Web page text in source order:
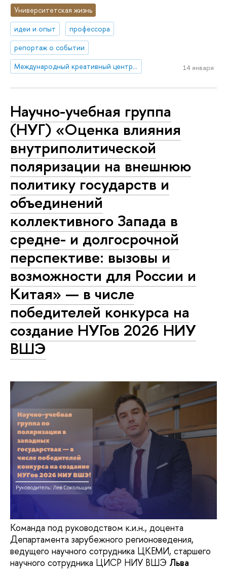
Университетская жизнь
идеи и опыт
профессора
репортаж о событии
Международный креативный центр «Абитуриент. Студент. Выпускник»
14 января
Научно-учебная группа
(НУГ) «Оценка влияния
внутриполитической
поляризации на внешнюю
политику государств и
объединений
коллективного Запада в
средне- и долгосрочной
перспективе: вызовы и
возможности для России и
Китая» — в числе
победителей конкурса на
создание НУГов 2026 НИУ
ВШЭ
Команда под руководством к.и.н., доцента
Департамента зарубежного регионоведения,
ведущего научного сотрудника ЦКЕМИ, старшего
научного сотрудника ЦИСР НИУ ВШЭ Льва